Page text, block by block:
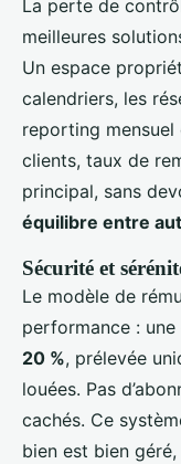
La perte de
meilleures
Un espace
calendriers, les
reporting mensuel
clients, taux de
principal, sans
équilibre entre
Sécurité et
Le modèle de
performance :
20 %, prélevée
louées. Pas
cachés. Ce
bien est bien